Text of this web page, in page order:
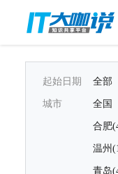
起始日期 全部
城市 全国
合肥
温州
青岛